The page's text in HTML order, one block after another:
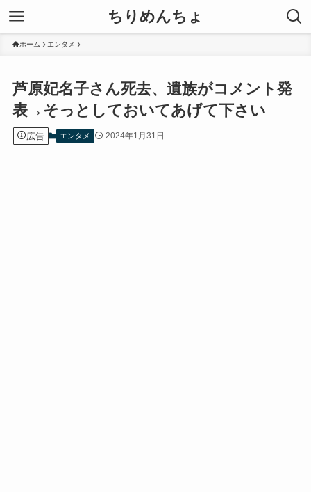
ちりめんちょ
ホーム エンタメ
芦原妃名子さん死去、遺族がコメント発
表→そっとしておいてあげて下さい
広告 エンタメ 2024年1月31日